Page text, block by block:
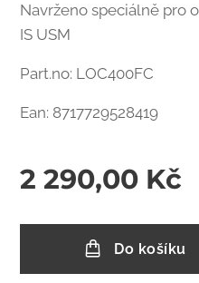
Navrženo speciálně pro
IS USM
Part.no: LOC400FC
Ean: 8717729528419
2 290,00 Kč
Do košíku